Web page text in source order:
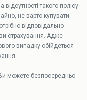
такого полісу
не варто купувати
відповідально
страхування. Адже
випадку обійдеться
можете безпосередньо